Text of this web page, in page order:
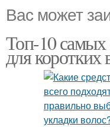
Вас может
Топ-10 самых
для коротких